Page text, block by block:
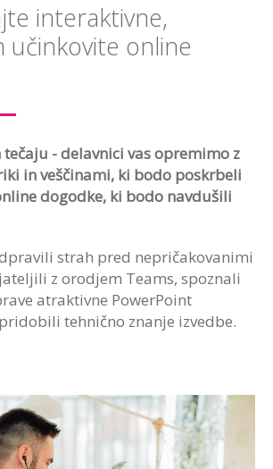
interaktivne,
učinkovite online
- delavnici vas opremimo z
in veščinami, ki bodo poskrbeli
dogodke, ki bodo navdušili
strah pred nepričakovanimi
z orodjem Teams, spoznali
atraktivne PowerPoint
tehnično znanje izvedbe.